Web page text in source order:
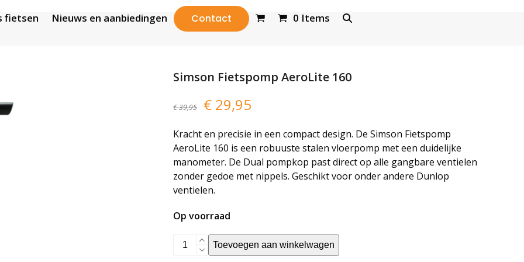
fietsen Nieuws en aanbiedingen Contact 0 Items
Simson Fietspomp AeroLite 160
€39,95
Oorspronkelijke
was:
€ 39,95.
€ 29,95
is:
€ 29,95.
Kracht en precisie in een compact design. De Simson Fietspomp
AeroLite 160 is een robuuste stalen vloerpomp met een duidelijke
manometer. De Dual pompkop past direct op alle gangbare ventielen
zonder gedoe met nippels. Geschikt voor onder andere Dunlop
ventielen.
Op voorraad
Simson
Fietspomp
Toevoegen aan winkelwagen